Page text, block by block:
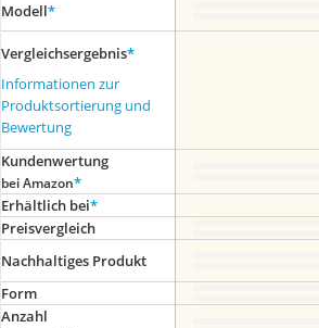
Modell*
Vergleichsergebnis*
Informationen zur
Produktsortierung und
Bewertung
Kundenwertung
bei Amazon*
Erhältlich bei*
Preis­vergleich
Nachhaltiges Produkt
Form
Anzahl